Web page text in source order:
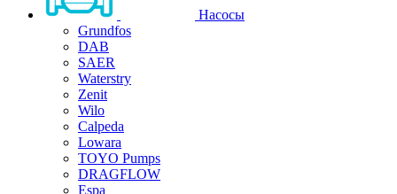
Насосы
Grundfos
DAB
SAER
Waterstry
Zenit
Wilo
Calpeda
Lowara
TOYO Pumps
DRAGFLOW
Espa